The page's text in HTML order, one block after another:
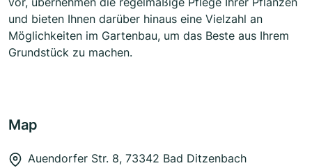
und bieten Ihnen darüber hinaus eine Vielzahl an
Möglichkeiten im Gartenbau, um das Beste aus Ihrem
Grundstück zu machen.
Map
Auendorfer Str. 8, 73342 Bad Ditzenbach